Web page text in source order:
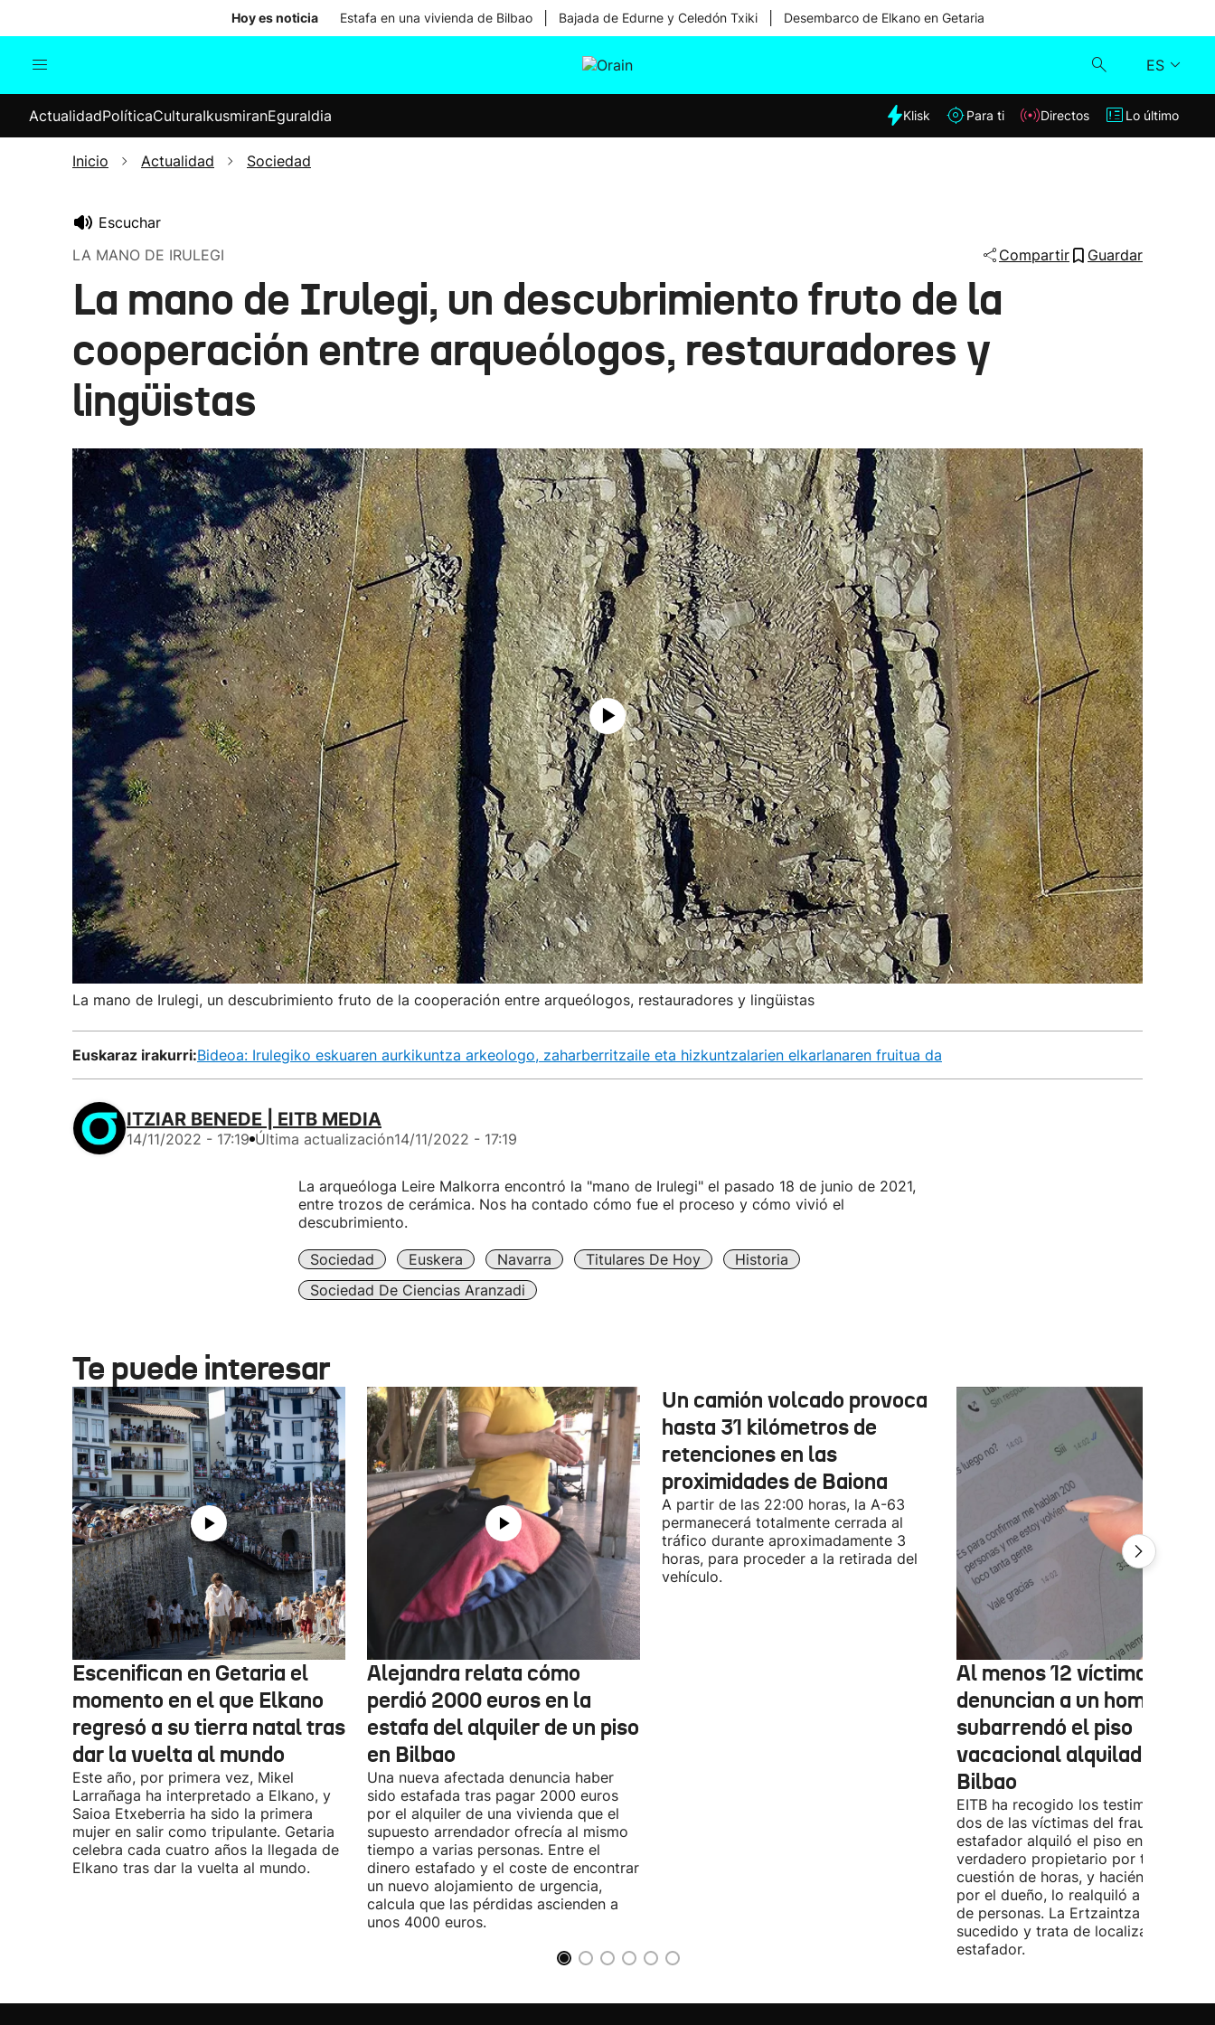
Hoy es noticia Estafa en una vivienda de Bilbao Bajada de Edurne y Celedón Txiki Desembarco de Elkano en Getaria
ES
Internacional
Elecciones
Klisk
ActualidadPolíticaCulturaIkusmiranEguraldia Klisk Para ti Directos Lo último
Inicio Actualidad Sociedad
Escuchar
LA MANO DE IRULEGI
Compartir Guardar
La mano de Irulegi, un descubrimiento fruto de la
cooperación entre arqueólogos, restauradores y
lingüistas
La mano de Irulegi, un descubrimiento fruto de la cooperación entre arqueólogos, restauradores y lingüistas
Euskaraz irakurri:Bideoa: Irulegiko eskuaren aurkikuntza arkeologo, zaharberritzaile eta hizkuntzalarien elkarlanaren fruitua da
ITZIAR BENEDE | EITB MEDIA
14/11/2022 - 17:19 Última actualización14/11/2022 - 17:19
La arqueóloga Leire Malkorra encontró la "mano de Irulegi" el pasado 18 de junio de 2021,
entre trozos de cerámica. Nos ha contado cómo fue el proceso y cómo vivió el
descubrimiento.
Sociedad Euskera Navarra Titulares De Hoy
Historia
Sociedad De Ciencias Aranzadi
Te puede interesar
Escenifican en Getaria el
momento en el que Elkano
regresó a su tierra natal tras
dar la vuelta al mundo
Este año, por primera vez, Mikel
Larrañaga ha interpretado a Elkano, y
Saioa Etxeberria ha sido la primera
mujer en salir como tripulante. Getaria
celebra cada cuatro años la llegada de
Elkano tras dar la vuelta al mundo.
Alejandra relata cómo
perdió 2000 euros en la
estafa del alquiler de un piso
en Bilbao
Una nueva afectada denuncia haber
sido estafada tras pagar 2000 euros
por el alquiler de una vivienda que el
supuesto arrendador ofrecía al mismo
tiempo a varias personas. Entre el
dinero estafado y el coste de encontrar
un nuevo alojamiento de urgencia,
calcula que las pérdidas ascienden a
unos 4000 euros.
Un camión volcado provoca
hasta 31 kilómetros de
retenciones en las
proximidades de Baiona
A partir de las 22:00 horas, la A-63
permanecerá totalmente cerrada al
tráfico durante aproximadamente 3
horas, para proceder a la retirada del
vehículo.
Al menos 12 víctimas
denuncian a un hombre
subarrendó el piso
vacacional alquilado en
Bilbao
EITB ha recogido los testimonios de
dos de las víctimas del fraude. El
estafador alquiló el piso en Airbnb a
verdadero propietario por tres días.
cuestión de horas, y haciéndose
por el dueño, lo realquiló a una
de personas. La Ertzaintza investiga
sucedido y trata de localizar al
estafador.